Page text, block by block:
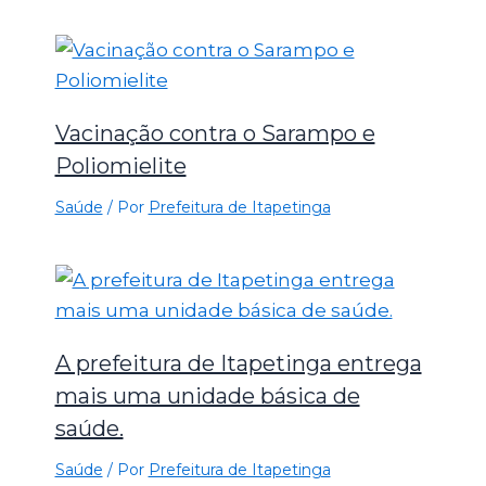
Vacinação contra o Sarampo e
Poliomielite
Saúde / Por Prefeitura de Itapetinga
A prefeitura de Itapetinga entrega
mais uma unidade básica de
saúde.
Saúde / Por Prefeitura de Itapetinga